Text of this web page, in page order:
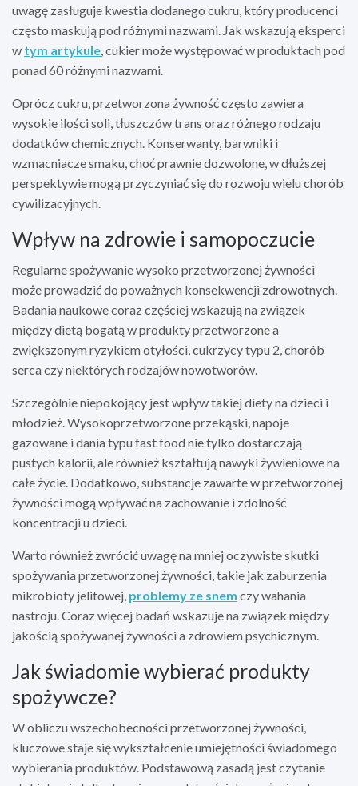
uwagę zasługuje kwestia dodanego cukru, który producenci
często maskują pod różnymi nazwami. Jak wskazują eksperci
w tym artykule, cukier może występować w produktach pod
ponad 60 różnymi nazwami.
Oprócz cukru, przetworzona żywność często zawiera
wysokie ilości soli, tłuszczów trans oraz różnego rodzaju
dodatków chemicznych. Konserwanty, barwniki i
wzmacniacze smaku, choć prawnie dozwolone, w dłuższej
perspektywie mogą przyczyniać się do rozwoju wielu chorób
cywilizacyjnych.
Wpływ na zdrowie i samopoczucie
Regularne spożywanie wysoko przetworzonej żywności
może prowadzić do poważnych konsekwencji zdrowotnych.
Badania naukowe coraz częściej wskazują na związek
między dietą bogatą w produkty przetworzone a
zwiększonym ryzykiem otyłości, cukrzycy typu 2, chorób
serca czy niektórych rodzajów nowotworów.
Szczególnie niepokojący jest wpływ takiej diety na dzieci i
młodzież. Wysokoprzetworzone przekąski, napoje
gazowane i dania typu fast food nie tylko dostarczają
pustych kalorii, ale również kształtują nawyki żywieniowe na
całe życie. Dodatkowo, substancje zawarte w przetworzonej
żywności mogą wpływać na zachowanie i zdolność
koncentracji u dzieci.
Warto również zwrócić uwagę na mniej oczywiste skutki
spożywania przetworzonej żywności, takie jak zaburzenia
mikrobioty jelitowej, problemy ze snem czy wahania
nastroju. Coraz więcej badań wskazuje na związek między
jakością spożywanej żywności a zdrowiem psychicznym.
Jak świadomie wybierać produkty
spożywcze?
W obliczu wszechobecności przetworzonej żywności,
kluczowe staje się wykształcenie umiejętności świadomego
wybierania produktów. Podstawową zasadą jest czytanie